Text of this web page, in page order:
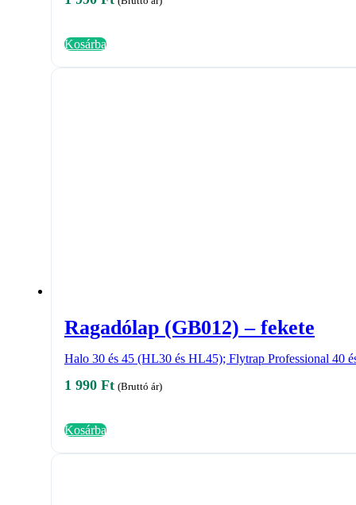
Kosárba
Ragadólap (GB012) – fekete
Halo 30 és 45 (HL30 és HL45); Flytrap Professional 40
1 990 Ft (Bruttó ár)
Kosárba